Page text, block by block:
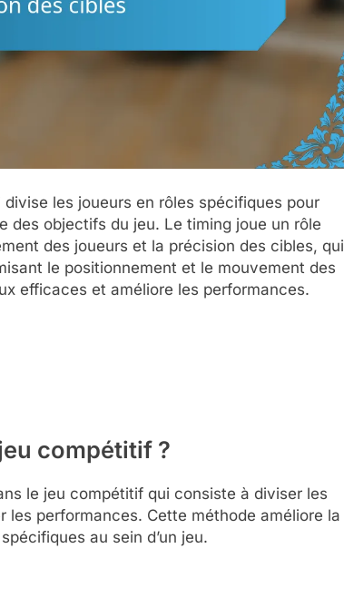
les joueurs en rôles spécifiques pour
des objectifs du jeu. Le timing joue un rôle
des joueurs et la précision des cibles, qui
le positionnement et le mouvement des
efficaces et améliore les performances.
compétitif ?
le jeu compétitif qui consiste à diviser les
performances. Cette méthode améliore la
au sein d’un jeu.